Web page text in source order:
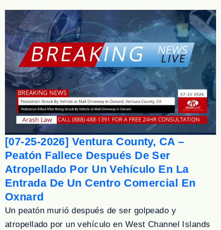
[07-25-2026] Ventura County, CA –
Peatón Fallece Después De Ser
Atropellado Por Un Vehículo En La
Entrada De Un Centro Comercial En
Oxnard
Un peatón murió después de ser golpeado y
atropellado por un vehículo en West Channel Islands